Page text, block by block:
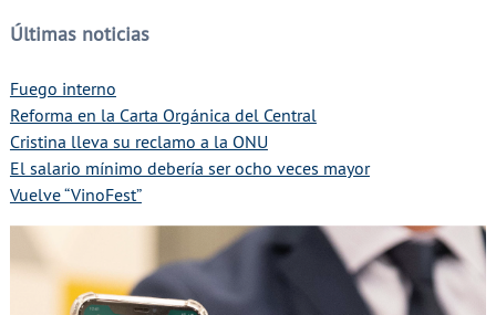
Últimas noticias
Fuego interno
Reforma en la Carta Orgánica del Central
Cristina lleva su reclamo a la ONU
El salario mínimo debería ser ocho veces mayor
Vuelve “VinoFest”